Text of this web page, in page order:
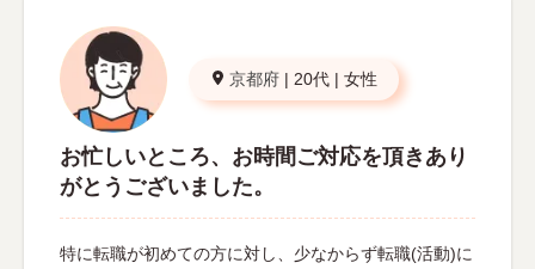
京都府 | 20代 | 女性
お忙しいところ、お時間ご対応を頂きあり
がとうございました。
特に転職が初めての方に対し、少なからず転職(活動)に